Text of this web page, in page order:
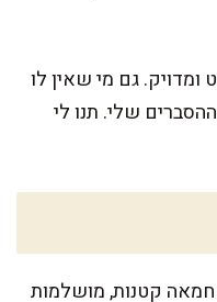
ומדויק. גם מי שאין לו
שלי. תנו לי
לכ-30 עוגיות חמאה קטנות, מושלמות